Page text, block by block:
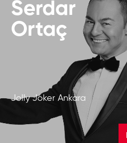
Serdar
Ortaç
Jolly Joker Ankara